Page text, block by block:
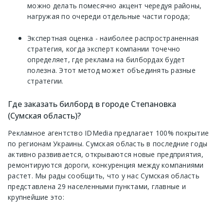
можно делать помесячно акцент чередуя районы,
нагружая по очереди отдельные части города;
Экспертная оценка - наиболее распространенная
стратегия, когда эксперт компании точечно
определяет, где реклама на билбордах будет
полезна. Этот метод может объединять разные
стратегии.
Где заказать билборд в городе Степановка
(Сумская область)?
Рекламное агентство IDMedia предлагает 100% покрытие
по регионам Украины. Сумская область в последние годы
активно развивается, открываются новые предприятия,
ремонтируются дороги, конкуренция между компаниями
растет. Мы рады сообщить, что у нас Сумская область
представлена 29 населенными пунктами, главные и
крупнейшие это: